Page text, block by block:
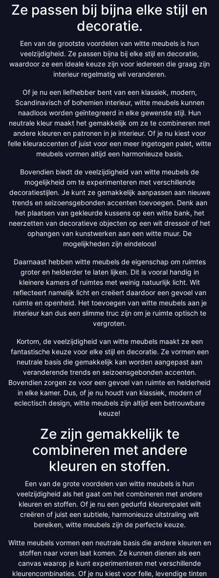
Ze passen bij bijna elke stijl en
decoratie.
Een van de grootste voordelen van witte meubels is hun
veelzijdigheid. Ze passen bijna bij elke stijl en decoratie,
waardoor ze een ideale keuze zijn voor iedereen die graag zijn
interieur regelmatig wil veranderen.
Of je nu een liefhebber bent van een klassiek, modern,
Scandinavisch of bohemien interieur, witte meubels kunnen
naadloos worden geïntegreerd in elke gewenste stijl. Hun
neutrale kleur maakt het gemakkelijk om ze te combineren met
andere kleuren en patronen in je interieur. Of je nu kiest voor
felle kleuraccenten of juist voor een meer ingetogen palet, witte
meubels vormen altijd een harmonieuze basis.
Bovendien biedt de veelzijdigheid van witte meubels de
mogelijkheid om te experimenteren met verschillende
decoratiestijlen. Je kunt ze gemakkelijk aanpassen aan nieuwe
trends en seizoensgebonden accenten toevoegen. Denk aan
het plaatsen van gekleurde kussens op een witte bank, het
neerzetten van decoratieve objecten op een wit dressoir of het
ophangen van kunstwerken aan een witte muur. De
mogelijkheden zijn eindeloos!
Daarnaast hebben witte meubels de eigenschap om ruimtes
groter en helderder te laten lijken. Dit is vooral handig in
kleinere kamers of ruimtes met weinig natuurlijk licht. Wit
reflecteert namelijk licht en creëert daardoor een gevoel van
ruimte en openheid. Het toevoegen van witte meubels aan je
interieur kan dus een slimme truc zijn om je ruimte optisch te
vergroten.
Kortom, de veelzijdigheid van witte meubels maakt ze een
fantastische keuze voor elke stijl en decoratie. Ze vormen een
neutrale basis die gemakkelijk kan worden aangepast aan
veranderende trends en seizoensgebonden accenten.
Bovendien zorgen ze voor een gevoel van ruimte en helderheid
in elke kamer. Dus, of je nu houdt van klassiek, modern of
eclectisch design, witte meubels zijn altijd een betrouwbare
keuze!
Ze zijn gemakkelijk te
combineren met andere
kleuren en stoffen.
Een van de grote voordelen van witte meubels is hun
veelzijdigheid als het gaat om het combineren met andere
kleuren en stoffen. Of je nu een gedurfd kleurenpalet wilt
creëren of juist een subtiele, harmonieuze uitstraling wilt
bereiken, witte meubels zijn de perfecte keuze.
Witte meubels vormen een neutrale basis die andere kleuren en
stoffen naar voren laat komen. Ze kunnen dienen als een
canvas waarop je kunt experimenteren met verschillende
kleurencombinaties. Of je nu kiest voor felle, levendige tinten